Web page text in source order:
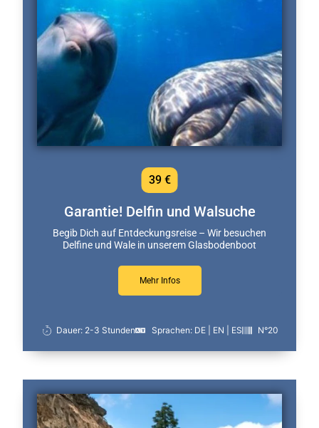
Garantie! Delfin und Walsuche
Begib Dich auf Entdeckungsreise – Wir besuchen
Delfine und Wale in unserem Glasbodenboot
Mehr Infos
39 €
Dauer: 2-3 Stunden Sprachen: DE | EN | ES N°20